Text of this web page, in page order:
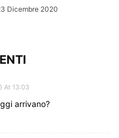
Dicembre 2020
At 13:03
arrivano?